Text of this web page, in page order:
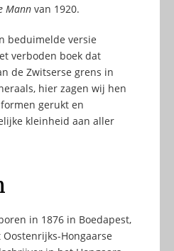
Mann van 1920.
beduimelde versie
verboden boek dat
de Zwitserse grens in
hier zagen wij hen
gerukt en
kleinheid aan aller
in 1876 in Boedapest,
Hongaarse